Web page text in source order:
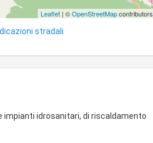
Leaflet| ©OpenStreetMapcontributors
stradali
idrosanitari, di riscaldamento